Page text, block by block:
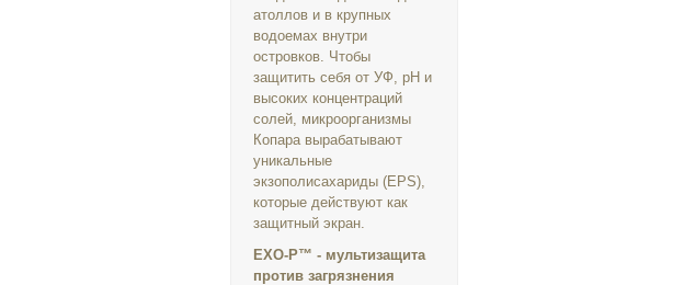
атоллов и в крупных
водоемах внутри
островков. Чтобы
защитить себя от УФ, pH и
высоких концентраций
солей, микроорганизмы
Копара вырабатывают
уникальные
экзополисахариды (EPS),
которые действуют как
защитный экран.
EXO-P™ - мультизащита
против загрязнения